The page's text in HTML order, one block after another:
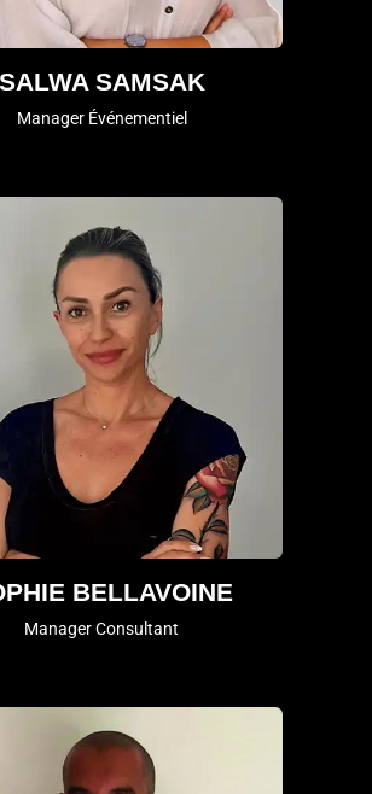
SALWA SAMSAK
Manager Événementiel
BELLAVOINE
Manager Consultant